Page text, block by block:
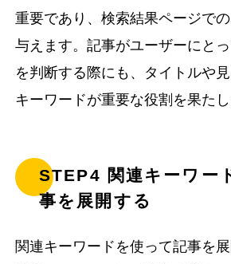
重要であり、検索結果ページで
与えます。記事がユーザーにと
を判断する際にも、タイトルや
キーワードが重要な役割を果たし
STEP4 関連キーワー
事を展開する
関連キーワードを使って記事を展